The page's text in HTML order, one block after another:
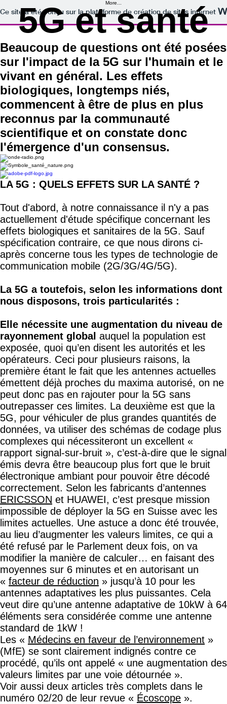
Ce site a été conçu sur la plateforme de création de sites internet
More...
5G et santé
Beaucoup de questions ont été posées
sur l'impact de la 5G sur l'humain et le
vivant en général. Les effets
biologiques, longtemps niés,
commencent à être de plus en plus
reconnus par la communauté
scientifique et on constate donc
l'émergence d'un consensus.
LA 5G : QUELS EFFETS SUR LA SANTÉ ?
Tout d'abord, à notre connaissance il n'y a pas
actuellement d'étude spécifique concernant les
effets biologiques et sanitaires de la 5G. Sauf
spécification contraire, ce que nous dirons ci-
après concerne tous les types de technologie de
communication mobile (2G/3G/4G/5G).
La 5G a toutefois, selon les informations dont
nous disposons, trois particularités :
Elle nécessite une augmentation du niveau de
rayonnement global auquel la population est
exposée, quoi qu’en disent les autorités et les
opérateurs. Ceci pour plusieurs raisons, la
première étant le fait que les antennes actuelles
émettent déjà proches du maxima autorisé, on ne
peut donc pas en rajouter pour la 5G sans
outrepasser ces limites. La deuxième est que la
5G, pour véhiculer de plus grandes quantités de
données, va utiliser des schémas de codage plus
complexes qui nécessiteront un excellent «
rapport signal-sur-bruit », c’est-à-dire que le signal
émis devra être beaucoup plus fort que le bruit
électronique ambiant pour pouvoir être décodé
correctement. Selon les fabricants d’antennes
ERICSSON et HUAWEI, c’est presque mission
impossible de déployer la 5G en Suisse avec les
limites actuelles. Une astuce a donc été trouvée,
au lieu d’augmenter les valeurs limites, ce qui a
été refusé par le Parlement deux fois, on va
modifier la manière de calculer… en faisant des
moyennes sur 6 minutes et en autorisant un
« facteur de réduction » jusqu’à 10 pour les
antennes adaptatives les plus puissantes. Cela
veut dire qu’une antenne adaptative de 10kW à 64
éléments sera considérée comme une antenne
standard de 1kW !
Les « Médecins en faveur de l’environnement »
(MfE) se sont clairement indignés contre ce
procédé, qu’ils ont appelé « une augmentation des
valeurs limites par une voie détournée ».
Voir aussi deux articles très complets dans le
numéro 02/20 de leur revue « Écoscope ».